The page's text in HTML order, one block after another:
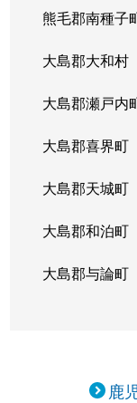
熊毛郡南種子
大島郡大和村
大島郡瀬戸内
大島郡喜界町
大島郡天城町
大島郡和泊町
大島郡与論町
鹿